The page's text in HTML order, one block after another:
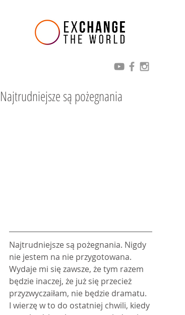
Najtrudniejsze są pożegnania
Najtrudniejsze są pożegnania. Nigdy
nie jestem na nie przygotowana.
Wydaje mi się zawsze, że tym razem
będzie inaczej, że już się przecież
przyzwyczaiłam, nie będzie dramatu.
I wierzę w to do ostatniej chwili, kiedy